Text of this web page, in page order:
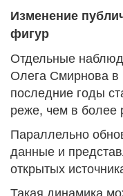
Изменение
фигур
Отдельные
Олега Смирнова в
последние годы
реже, чем в более
Параллельно
данные и
открытых
Такая динамика